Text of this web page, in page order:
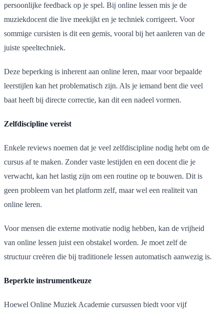
persoonlijke feedback op je spel. Bij online lessen mis je de
muziekdocent die live meekijkt en je techniek corrigeert. Voor
sommige cursisten is dit een gemis, vooral bij het aanleren van de
juiste speeltechniek.
Deze beperking is inherent aan online leren, maar voor bepaalde
leerstijlen kan het problematisch zijn. Als je iemand bent die veel
baat heeft bij directe correctie, kan dit een nadeel vormen.
Zelfdiscipline vereist
Enkele reviews noemen dat je veel zelfdiscipline nodig hebt om de
cursus af te maken. Zonder vaste lestijden en een docent die je
verwacht, kan het lastig zijn om een routine op te bouwen. Dit is
geen probleem van het platform zelf, maar wel een realiteit van
online leren.
Voor mensen die externe motivatie nodig hebben, kan de vrijheid
van online lessen juist een obstakel worden. Je moet zelf de
structuur creëren die bij traditionele lessen automatisch aanwezig is.
Beperkte instrumentkeuze
Hoewel Online Muziek Academie cursussen biedt voor vijf